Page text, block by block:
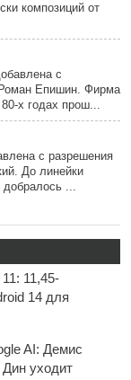
композиций от
с
Епишин. Фирма
х годах прош...
с разрешения
До линейки
добралось ...
11,45-
14 для
AI: Демис
уходит